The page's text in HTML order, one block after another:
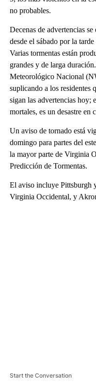
no probables.
Decenas de advertencias
desde el sábado por la
Varias tormentas están
grandes y de larga
Meteorológico Nacional
suplicando a los residentes
sigan las advertencias hoy;
mortales, es un desastre en
Un aviso de tornado está
domingo para partes del
la mayor parte de Virginia
Predicción de Tormentas.
El aviso incluye Pittsburgh
Virginia Occidental, y
Start the Conversation